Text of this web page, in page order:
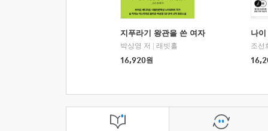
지푸라기 왕관을 쓴 여자
박상영 저
래빗홀
16,920원
나
조선